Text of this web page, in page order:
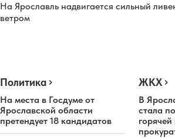
На Ярославль надвигается сильный
ветром
Политика
На места в Госдуме от
Ярославской области
претендует 18 кандидатов
ЖКХ
В
стала